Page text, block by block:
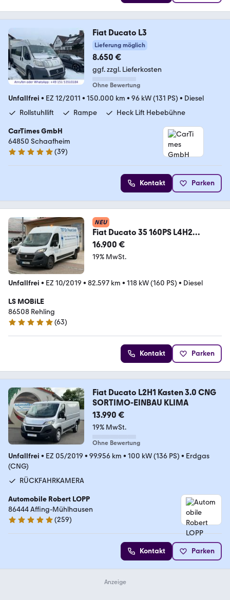
Fiat Ducato L3
Lieferung möglich
8.650 €
ggf. zzgl. Lieferkosten
Ohne Bewertung
Unfallfrei • EZ 12/2011 • 150.000 km • 96 kW (131 PS) • Diesel
Rollstuhllift
Rampe Heck Lift Hebebühne
CarTimes GmbH
64850 Schaafheim
5 Sterne
(39)
Kontakt Parken
NEU
Fiat Ducato 35 160PS L4H2
AHK*RFK*Navi*9G-Automatik
16.900 €
19% MwSt.
Unfallfrei • EZ 10/2019 • 82.597 km • 118 kW (160 PS) • Diesel
LS MOBiLE
86508 Rehling
5 Sterne
(63)
Kontakt Parken
Fiat Ducato L2H1 Kasten 3.0 CNG
SORTIMO-EINBAU KLIMA
13.990 €
19% MwSt.
Ohne Bewertung
Unfallfrei • EZ 05/2019 • 99.956 km • 100 kW (136 PS) • Erdgas
(CNG)
RÜCKFAHRKAMERA
Automobile Robert LOPP
86444 Affing-Mühlhausen
5 Sterne
(259)
Kontakt Parken